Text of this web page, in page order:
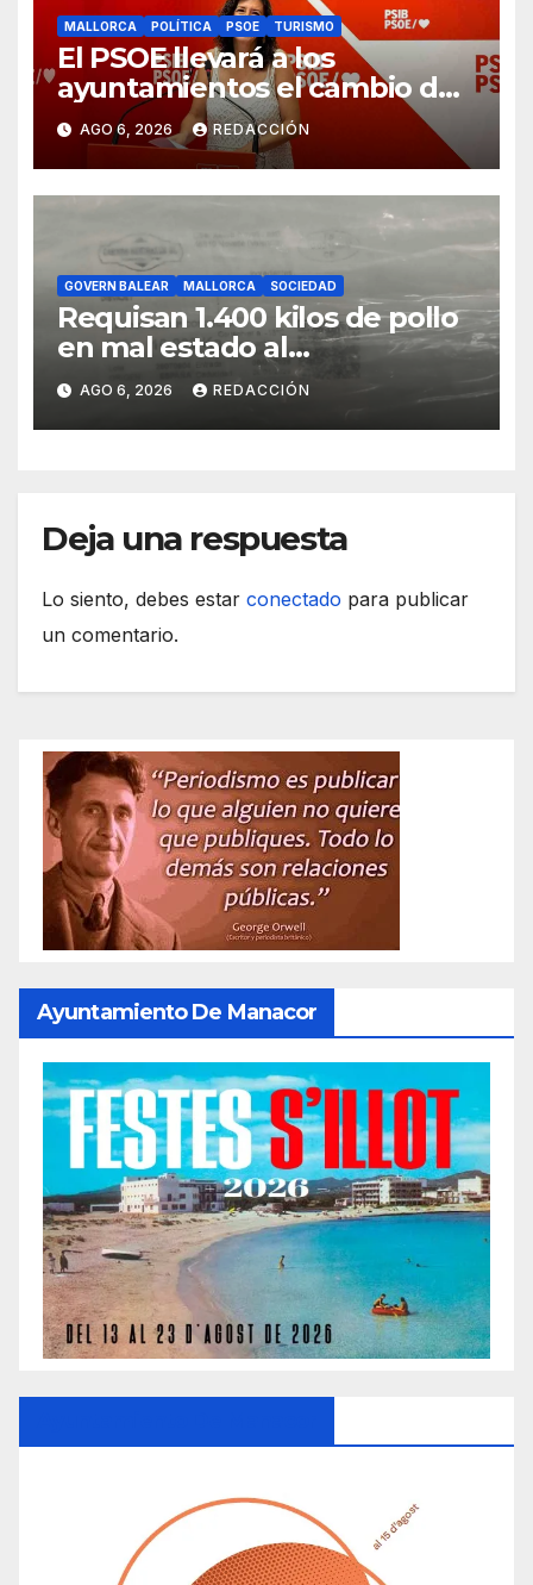
MALLORCA POLÍTICA PSOE TURISMO
El PSOE llevará a los
ayuntamientos el cambio de
modelo turístico y de vivienda
AGO 6, 2026 REDACCIÓN
GOVERN BALEAR MALLORCA SOCIEDAD
Requisan 1.400 kilos de pollo
en mal estado al
transportarse sin refrigerar
AGO 6, 2026 REDACCIÓN
Deja una respuesta
Lo siento, debes estar conectado para publicar
un comentario.
Ayuntamiento De Manacor